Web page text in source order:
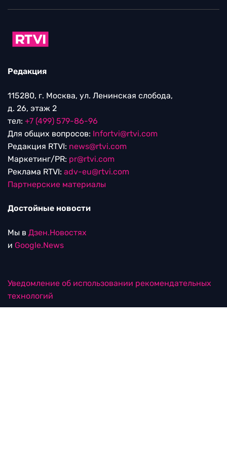
Редакция
115280, г. Москва, ул. Ленинская слобода,
д. 26, этаж 2
тел: +7 (499) 579-86-96
Для общих вопросов: Infortvi@rtvi.com
Редакция RTVI: news@rtvi.com
Маркетинг/PR: pr@rtvi.com
Реклама RTVI: adv-eu@rtvi.com
Партнерские материалы
Достойные новости
Мы в Дзен.Новостях
и Google.News
Уведомление об использовании рекомендательных
технологий